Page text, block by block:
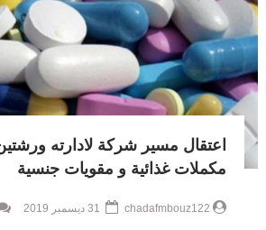
اعتقال مسير شركة لادارته
مكملات غذائية و مقويات جنسية
chadafmbouz122